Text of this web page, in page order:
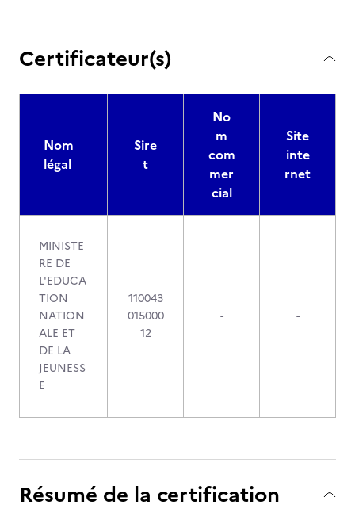
Certificateur(s)
Nom
légal
Sire
t
No
m
com
mer
cial
Site
inte
rnet
MINISTE
RE DE
L'EDUCA
TION
NATION
ALE ET
DE LA
JEUNESS
E
110043
015000
12
- -
Résumé de la certification